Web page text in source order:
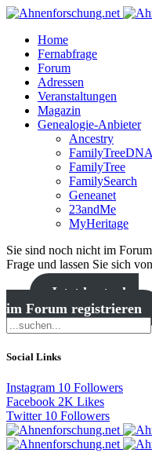
Home
Fernabfrage
Forum
Adressen
Veranstaltungen
Magazin
Genealogie-Anbieter
Ancestry
FamilyTreeDNA
FamilyTree
FamilySearch
Geneanet
23andMe
MyHeritage
Sie sind noch nicht im
Frage und lassen Sie sich
Jetzt kostenlos
im Forum registrieren
Social Links
Instagram 10 Followers
Facebook 2K Likes
Twitter 10 Followers